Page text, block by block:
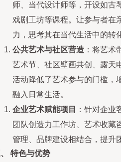
师、当代设计师等，开设如古
戏剧工坊等课程。让参与者在
力，思考其在当代生活中的转
公共艺术与社区营造 ：将艺术
艺术节、社区壁画共创、露天
活动降低了艺术参与的门槛，
融入日常生活。
企业艺术赋能项目
：针对企业
团队创造力工作坊、艺术收藏
管理、品牌建设相结合，提升
特色与优势